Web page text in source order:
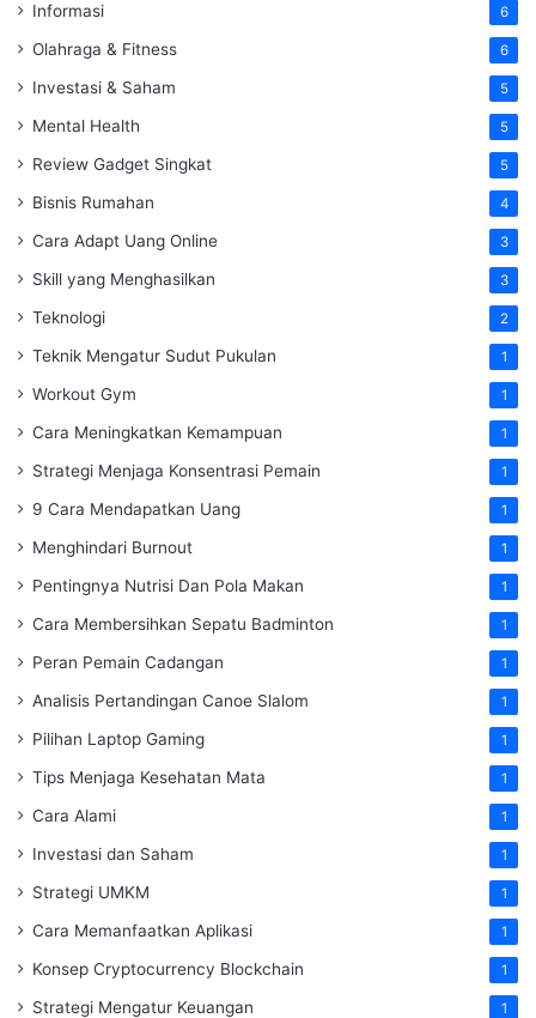
Informasi 6
Olahraga & Fitness 6
Investasi & Saham 5
Mental Health 5
Review Gadget Singkat 5
Bisnis Rumahan 4
Cara Adapt Uang Online 3
Skill yang Menghasilkan 3
Teknologi 2
Teknik Mengatur Sudut Pukulan 1
Workout Gym 1
Cara Meningkatkan Kemampuan 1
Strategi Menjaga Konsentrasi Pemain 1
9 Cara Mendapatkan Uang 1
Menghindari Burnout 1
Pentingnya Nutrisi Dan Pola Makan 1
Cara Membersihkan Sepatu Badminton 1
Peran Pemain Cadangan 1
Analisis Pertandingan Canoe Slalom 1
Pilihan Laptop Gaming 1
Tips Menjaga Kesehatan Mata 1
Cara Alami 1
Investasi dan Saham 1
Strategi UMKM 1
Cara Memanfaatkan Aplikasi 1
Konsep Cryptocurrency Blockchain 1
Strategi Mengatur Keuangan 1